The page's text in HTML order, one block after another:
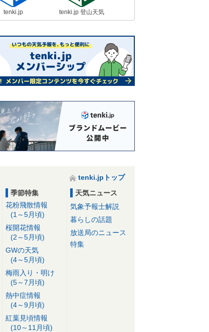
tenki.jp tenki.jp 登山天気
tenki.jpトップ
季節特集
花粉飛散情報
(1～5月頃)
桜開花情報
(2～5月頃)
GWの天気
(4～5月頃)
梅雨入り・明け
(5～7月頃)
熱中症情報
(4～9月頃)
紅葉見頃情報
(10～11月頃)
天気ニュース
気象予報士解説
暮らしの話題
放送局のニュース
特集